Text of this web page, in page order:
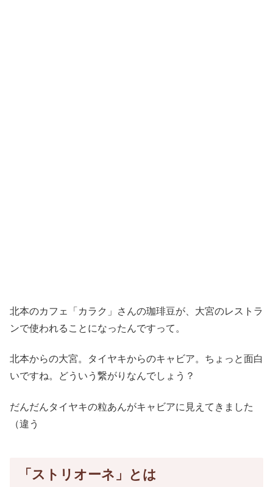
北本のカフェ「カラク」さんの珈琲豆が、大宮のレストラ
ンで使われることになったんですって。
北本からの大宮。タイヤキからのキャビア。ちょっと面白
いですね。どういう繋がりなんでしょう？
だんだんタイヤキの粒あんがキャビアに見えてきました
（違う
「ストリオーネ」とは